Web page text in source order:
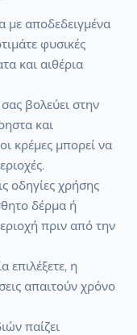
με αποδεδειγμένα
φυσικές
και αιθέρια
βολεύει στην
και
κρέμες μπορεί να
οδηγίες χρήσης
δέρμα ή
πριν από την
επιλέξετε, η
απαιτούν χρόνο
παίζει